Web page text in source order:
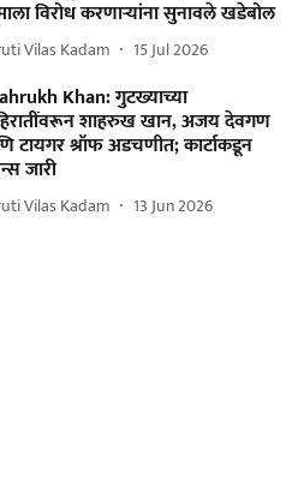
विरोध करणाऱ्यांना सुनावले खडेबोल
Vilas Kadam 15 Jul 2026
Khan: गुटख्याच्या
शाहरुख खान, अजय देवगण
टायगर श्रॉफ अडचणीत; कार्टाकडून
जारी
Vilas Kadam 13 Jun 2026